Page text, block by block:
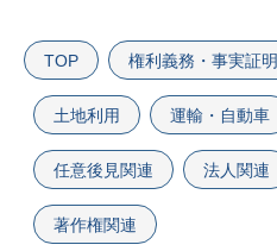
TOP 権利義務・事実証明
土地利用 運輸・自動車
任意後見関連 法人関連
著作権関連